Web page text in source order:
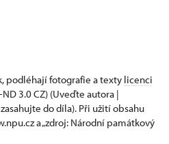
podléhají fotografie a texty licenci
ND 3.0 CZ) (Uveďte autora |
do díla). Při užití obsahu
a „zdroj: Národní památkový